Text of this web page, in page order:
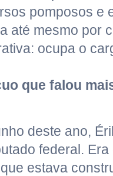
pomposos e
até mesmo por
ocupa o
que falou
deste ano,
federal.
estava